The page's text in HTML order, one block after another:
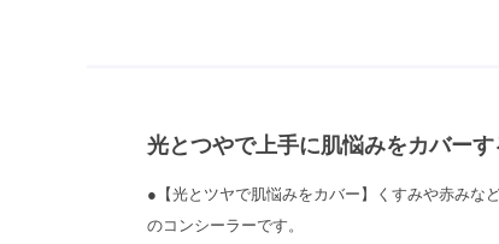
光とつやで上手に肌悩みをカバー
●【光とツヤで肌悩みをカバー】くすみや赤みな
のコンシーラーです。